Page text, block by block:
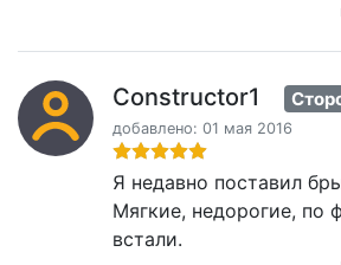
Constructor1
добавлено: 01 мая 2016
Я недавно поставил
Мягкие, недорогие, по
встали.